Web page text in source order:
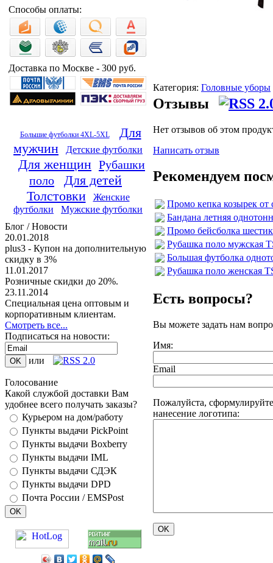
Способы оплаты:
Доставка по Москве - 300 руб.
Большие футболки 4XL-5XL
Для
мужчин
Детские футболки
Для женщин Рубашки
поло
Для детей
Толстовки
Женские
футболки
Мужские футболки
Блог / Новости
20.01.2018
plus3 - Купон на дополнительную
скидку в 3%
11.01.2017
Розничные скидки до 20%.
23.11.2014
Специальная цена оптовым и
корпоративным клиентам.
Смотреть все...
Подписаться на новости:
или
Голосование
Какой службой доставки Вам
удобнее всего получать заказы?
Курьером на дом/работу
Пункты выдачи PickPoint
Пункты выдачи Boxberry
Пункты выдачи IML
Пункты выдачи СДЭК
Пункты выдачи DPD
Почта России / EMSPost
Категория: Головные уборы
Отзывы
Нет отзывов об этом
Написать отзыв
Рекомендуем
Промо кепка козырек от
Бандана летняя
Промо бейсболка
Рубашка поло мужская
Большая футболка
Рубашка поло женская
Есть вопросы?
Вы можете задать нам
Имя:
Email
Пожалуйста,
нанесение логотипа: